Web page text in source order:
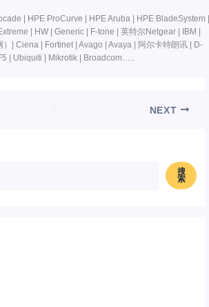
搜
索
| HPE ProCurve | HPE Aruba | HPE BladeSystem |
| HW | Generic | F-tone | 英特尔Netgear | IBM |
| Ciena | Fortinet | Avago | Avaya | 阿尔卡特朗讯 | D-
| Ubiquiti | Mikrotik | Broadcom…..
NEXT